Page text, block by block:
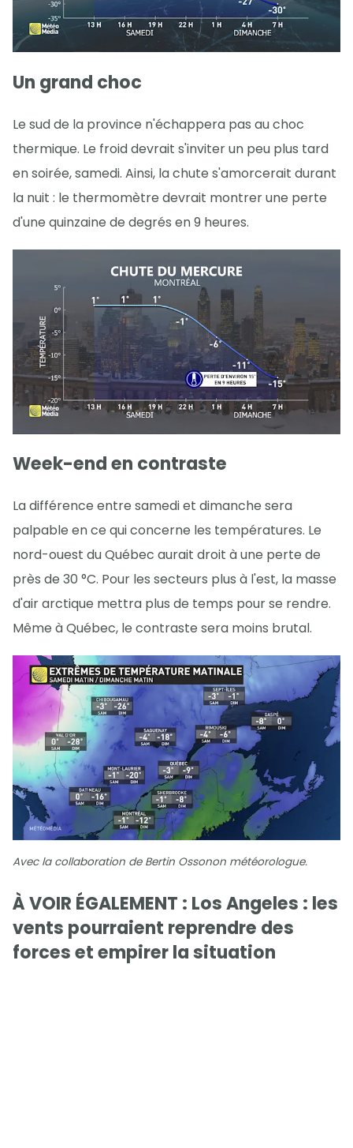
Un grand choc
Le sud de la province n'échappera pas au choc
thermique. Le froid devrait s'inviter un peu plus tard
en soirée, samedi. Ainsi, la chute s'amorcerait durant
la nuit : le thermomètre devrait montrer une perte
d'une quinzaine de degrés en 9 heures.
Week-end en contraste
La différence entre samedi et dimanche sera
palpable en ce qui concerne les températures. Le
nord-ouest du Québec aurait droit à une perte de
près de 30 °C. Pour les secteurs plus à l'est, la masse
d'air arctique mettra plus de temps pour se rendre.
Même à Québec, le contraste sera moins brutal.
Avec la collaboration de Bertin Ossonon météorologue.
À VOIR ÉGALEMENT : Los Angeles : les
vents pourraient reprendre des
forces et empirer la situation